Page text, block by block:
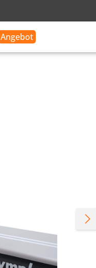
Angebot